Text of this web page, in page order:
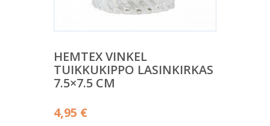
HEMTEX VINKEL
TUIKKUKIPPO LASINKIRKAS
7.5×7.5 CM
4,95 €